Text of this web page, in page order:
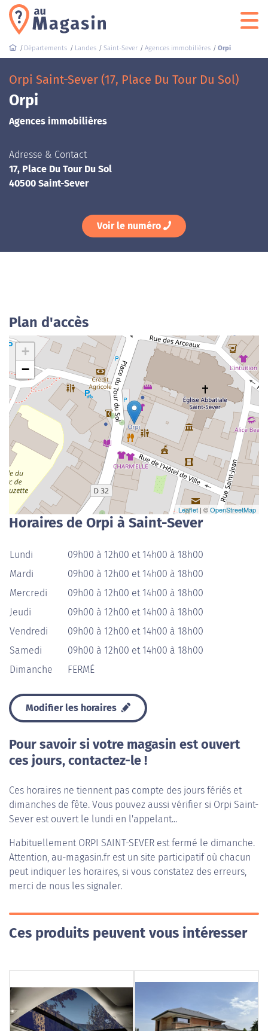
Départements Landes Saint-Sever Agences immobilières Orpi
Orpi Saint-Sever (17, Place Du Tour Du Sol)
Orpi
Agences immobilières
Adresse & Contact
17, Place Du Tour Du Sol
40500 Saint-Sever
Voir le numéro
Plan d'accès
+
−
Leaflet | ©OpenStreetMap
Horaires de Orpi à Saint-Sever
Lundi
09h00 à 12h00 et 14h00 à 18h00
Mardi
09h00 à 12h00 et 14h00 à 18h00
Mercredi
09h00 à 12h00 et 14h00 à 18h00
Jeudi
09h00 à 12h00 et 14h00 à 18h00
Vendredi
09h00 à 12h00 et 14h00 à 18h00
Samedi
09h00 à 12h00 et 14h00 à 18h00
Dimanche
FERMÉ
Modifier les horaires
Pour savoir si votre magasin est ouvert
ces jours, contactez-le !
Ces horaires ne tiennent pas compte des jours fériés et
dimanches de fête. Vous pouvez aussi vérifier si Orpi Saint-
Sever est ouvert le lundi en l'appelant...
Habituellement ORPI SAINT-SEVER est fermé le dimanche.
Attention, au-magasin.fr est un site participatif où chacun
peut indiquer les horaires, si vous constatez des erreurs,
merci de nous les signaler.
Ces produits peuvent vous intéresser